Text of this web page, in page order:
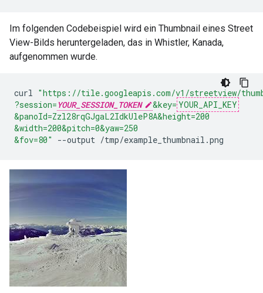
Im folgenden Codebeispiel wird ein Thumbnail eines Street
View-Bilds heruntergeladen, das in Whistler, Kanada,
aufgenommen wurde.
curl "https://tile.googleapis.com/v1/streetview/
?session= YOUR_SESSION_TOKEN &key= YOUR_API_KEY
&panoId=Zzl28rqGJgaL2IdkUleP8A&height=200
&width=200&pitch=0&yaw=250
&fov=80"
--output /tmp/example_thumbnail.png